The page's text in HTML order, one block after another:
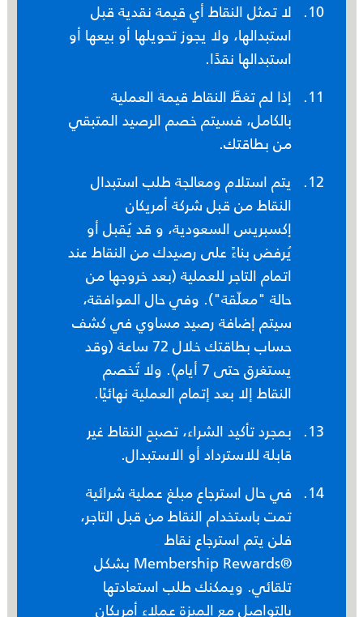
لا تمثل النقاط أي قيمة نقدية قبل
استبدالها، ولا يجوز تحويلها أو بيعها أو
استبدالها نقدًا.
إذا لم تغطِّ النقاط قيمة العملية
بالكامل، فسيتم خصم الرصيد المتبقي
من بطاقتك.
يتم استلام ومعالجة طلب استبدال
النقاط من قبل شركة أمريكان
إكسبريس السعودية، و قد يُقبل أو
يُرفض بناءً على رصيدك من النقاط عند
اتمام التاجر للعملية (بعد خروجها من
حالة "معلّقة"). وفي حال الموافقة،
سيتم إضافة رصيد مساوي في كشف
حساب بطاقتك خلال 72 ساعة (وقد
يستغرق حتى 7 أيام). ولا تُخصم
النقاط إلا بعد إتمام العملية نهائيًا.
بمجرد تأكيد الشراء، تصبح النقاط غير
قابلة للاسترداد أو الاستبدال.
في حال استرجاع مبلغ عملية شرائية
تمت باستخدام النقاط من قبل التاجر،
فلن يتم استرجاع نقاط
®Membership Rewards بشكل
تلقائي. ويمكنك طلب استعادتها
بالتواصل مع الميزة عملاء أمريكان